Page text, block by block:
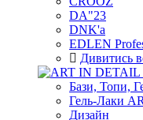
DA"23
DNK'a
EDLEN
Дивитись
Бази, Топи,
Гель-Лаки
Дизайн